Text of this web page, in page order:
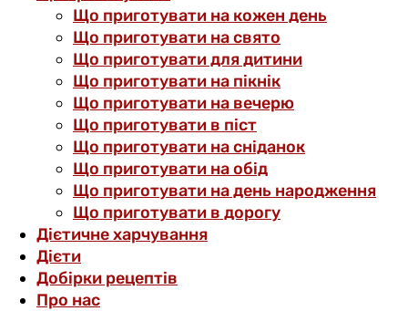
Що приготувати на кожен день
Що приготувати на свято
Що приготувати для дитини
Що приготувати на пікнік
Що приготувати на вечерю
Що приготувати в піст
Що приготувати на сніданок
Що приготувати на обід
Що приготувати на день народження
Що приготувати в дорогу
Дієтичне харчування
Дієти
Добірки рецептів
Про нас